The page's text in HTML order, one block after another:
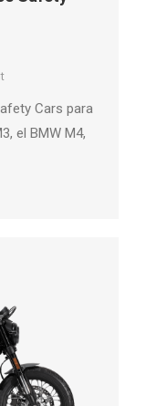
Cars para
el BMW M4,